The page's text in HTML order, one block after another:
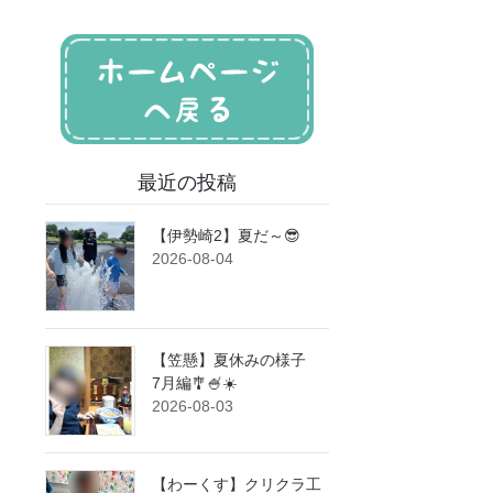
最近の投稿
【伊勢崎2】夏だ～😎
2026-08-04
【笠懸】夏休みの様子
7月編🎐🍧☀️
2026-08-03
【わーくす】クリクラ工